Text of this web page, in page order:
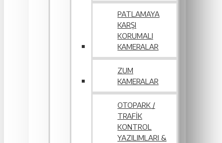
PATLAMAYA
KARŞI
KORUMALI
KAMERALAR
ZUM
KAMERALAR
OTOPARK /
TRAFIK
KONTROL
YAZILIMLARI &